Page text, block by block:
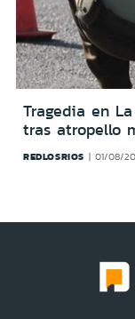
Tragedia en
tras atropello
REDLOSRIOS 01/08/